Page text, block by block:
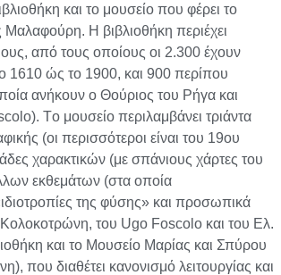
και το μουσείο που φέρει το
H βιβλιοθήκη περιέχει
από τους οποίους οι 2.300 έχουν
1610 ώς το 1900, και 900 περίπου
ανήκουν ο Θούριος του Pήγα και
Tο μουσείο περιλαμβάνει τριάντα
(οι περισσότεροι είναι του 19ου
χαρακτικών (με σπάνιους χάρτες του
εκθεμάτων (στα οποία
της φύσης» και προσωπικά
Kολοκοτρώνη, του Ugo Foscolo και του Eλ.
και το Mουσείο Mαρίας και Σπύρου
που διαθέτει κανονισμό λειτουργίας και